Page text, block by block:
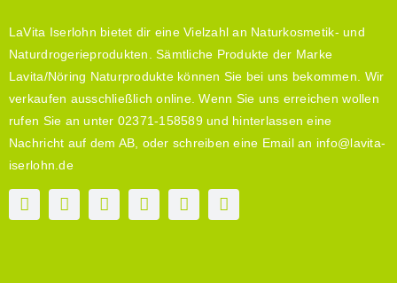
LaVita Iserlohn bietet dir eine Vielzahl an Naturkosmetik- und
Naturdrogerieprodukten. Sämtliche Produkte der Marke
Lavita/Nöring Naturprodukte können Sie bei uns bekommen. Wir
verkaufen ausschließlich online. Wenn Sie uns erreichen wollen
rufen Sie an unter 02371-158589 und hinterlassen eine
Nachricht auf dem AB, oder schreiben eine Email an info@lavita-
iserlohn.de